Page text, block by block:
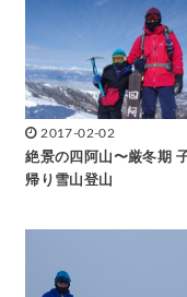
2017-02-02
絶景の四阿山〜厳冬期
帰り雪山登山